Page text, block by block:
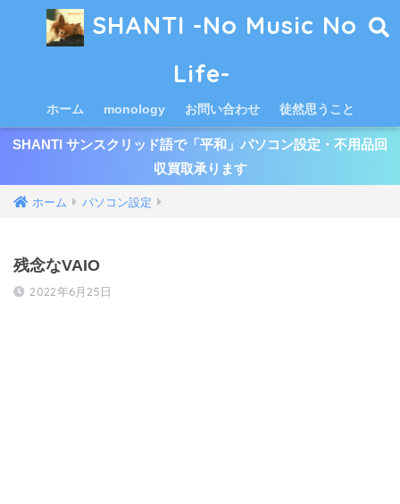
SHANTI -No Music No
Life-
ホーム monology お問い合わせ 徒然思うこと
SHANTI サンスクリッド語で「平和」パソコン設定・不用品回
収買取承ります
ホーム パソコン設定
残念なVAIO
2022年6月25日